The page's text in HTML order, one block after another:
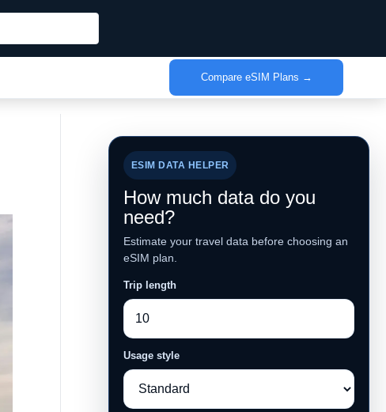
Compare eSIM Plans →
ESIM DATA HELPER
How much data do you
need?
Estimate your travel data before choosing an
eSIM plan.
Trip length
Usage style